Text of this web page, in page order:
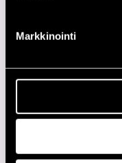
Markkinointi
20.00
Nat
Pitkämö
Ultra
14.30
Arve